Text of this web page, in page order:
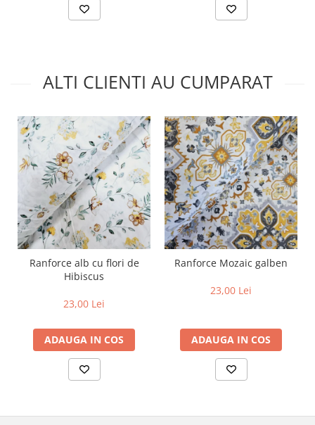
ALTI CLIENTI AU CUMPARAT
Ranforce alb cu flori de
Hibiscus
23,00 Lei
ADAUGA IN COS
Ranforce Mozaic galben
23,00 Lei
ADAUGA IN COS